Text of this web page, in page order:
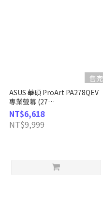
售完
ASUS 華碩 ProArt PA278QEV
專業螢幕 (27
型/2K/HDMI/DP/IPS)
NT$6,618
NT$9,999